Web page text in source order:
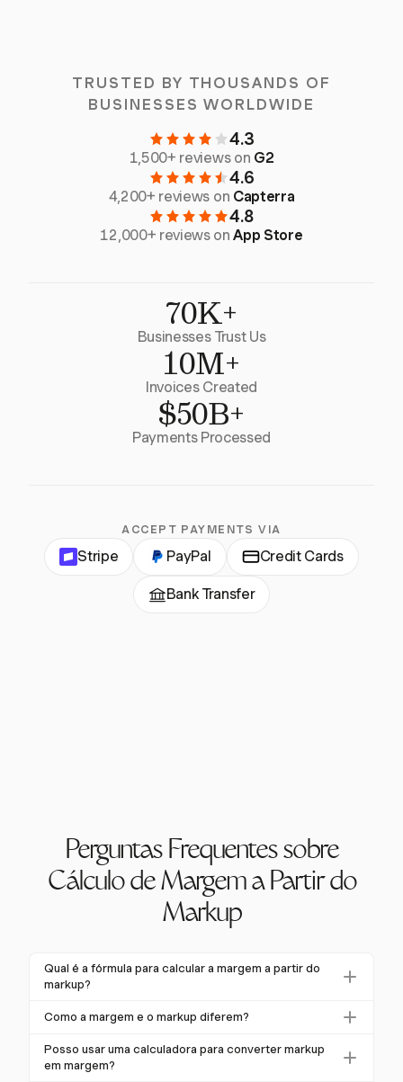
TRUSTED BY THOUSANDS OF
BUSINESSES WORLDWIDE
4.3
1,500+ reviews on G2
4.6
4,200+ reviews on Capterra
4.8
12,000+ reviews onApp Store
70K+
Businesses Trust Us
10M+
Invoices Created
$50B+
Payments Processed
ACCEPT PAYMENTS VIA
Stripe PayPal Credit Cards
Bank Transfer
Perguntas Frequentes sobre
Cálculo de Margem a Partir do
Markup
Qual é a fórmula para calcular a margem a partir do
markup?
A fórmula para converter markup em margem é:
exemplo, um markup de 50% se traduz em uma
margem de 33,3%.
Como a margem e o markup diferem?
Markup é o valor adicionado ao custo de um produto
para determinar seu preço de venda, enquanto
Posso usar uma calculadora para converter markup
em margem?